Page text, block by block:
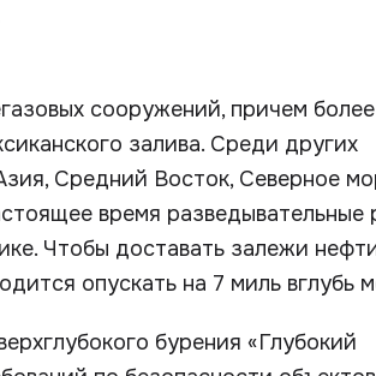
сооружений, причем более
залива. Среди других
Средний Восток, Северное
время разведывательные
Чтобы доставать залежи
опускать на 7 миль вглубь
бурения «Глубокий